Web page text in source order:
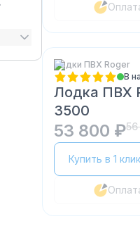
Лодки ПВХ Roger
В
Лодка ПВХ
3500
53 800 ₽
Купить в 1 клик